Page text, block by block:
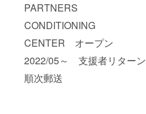
PARTNERS
CONDITIONING
CENTER オープン
2022/05～ 支援者リターン
順次郵送